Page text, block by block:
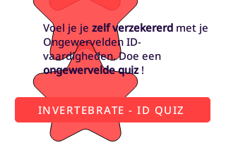
Voel je je zelf verzekererd met je
Ongewervelden ID-
vaardigheden. Doe een
ongewervelde quiz!
INVERTEBRATE - ID QUIZ